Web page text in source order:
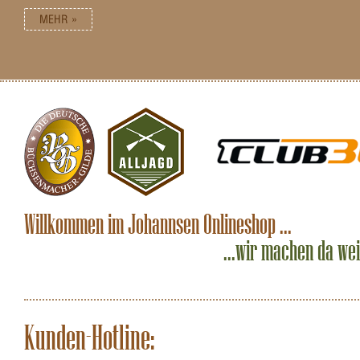
MEHR »
Willkommen im Johannsen Onlineshop ...
...wir machen da
Kunden-Hotline: